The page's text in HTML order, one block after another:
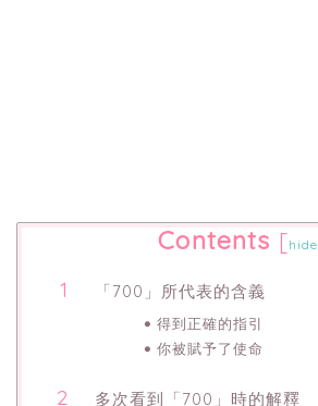
Contents [hide
「700」所代表的含義
得到正確的指引
你被賦予了使命
多次看到「700」時的解釋